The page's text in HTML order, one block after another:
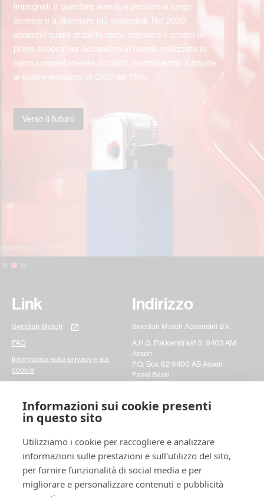
Informazioni sui cookie presenti
in questo sito
Utilizziamo i cookie per raccogliere e analizzare
informazioni sulle prestazioni e sull'utilizzo del sito,
per fornire funzionalità di social media e per
migliorare e personalizzare contenuti e pubblicità
impegnati a guardare avanti, a pensare a lungo
termine e a diventare più sostenibili. Nel 2020
abbiamo quindi stabilito nuovi standard e creato la
prima scocca per accendino al mondo realizzata in
nylon completamente riciclato, contribuendo a ridurre
le nostre emissioni di CO2 del 76%.
Verso il futuro
Slide 2 of 3.
Link
Swedish Match
FAQ
Informativa sulla privacy e sui
cookie
Indirizzo
Swedish Match Accendini B.V.
A.H.G. Fokkerstraat 5, 9403 AM
Assen
P.O. Box 82 9400 AB Assen
Paesi Bassi
Entrare in contatto
Per favore, compilate un semplice modulo di contatto
e fateci sapere le vostre richieste. Ci aiuterebbe
davvero ad agire più velocemente su qualsiasi
questione che possiate avere. Grazie!